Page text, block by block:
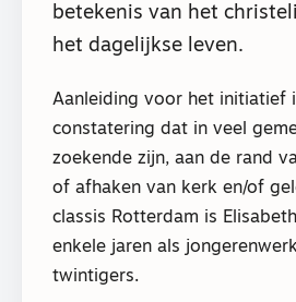
betekenis van het
het dagelijkse leven.
Aanleiding voor het initiatief
constatering dat in veel
zoekende zijn, aan de rand
of afhaken van kerk en/of
classis Rotterdam is
enkele jaren als
twintigers.